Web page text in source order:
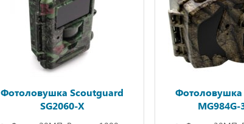
Фотоловушка Scoutguard
SG2060-X
Фотоловушка
MG984G-